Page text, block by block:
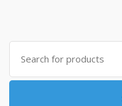
Search
for: